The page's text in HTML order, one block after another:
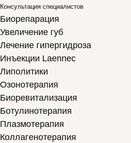
Консультация специалистов
Биорепарация
Увеличение губ
Лечение гипергидроза
Инъекции Laennec
Липолитики
Озонотерапия
Биоревитализация
Ботулинотерапия
Плазмотерапия
Коллагенотерапия